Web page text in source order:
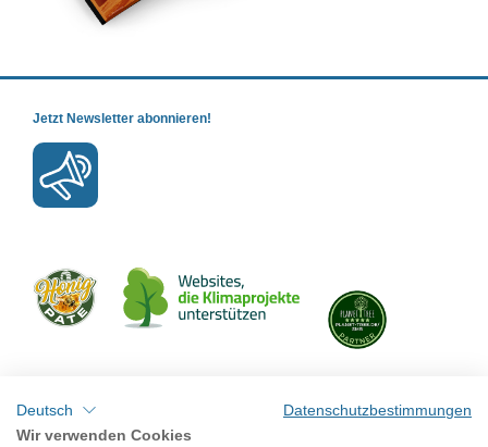
Jetzt Newsletter abonnieren!
Deutsch
Datenschutzbestimmungen
Wir verwenden Cookies